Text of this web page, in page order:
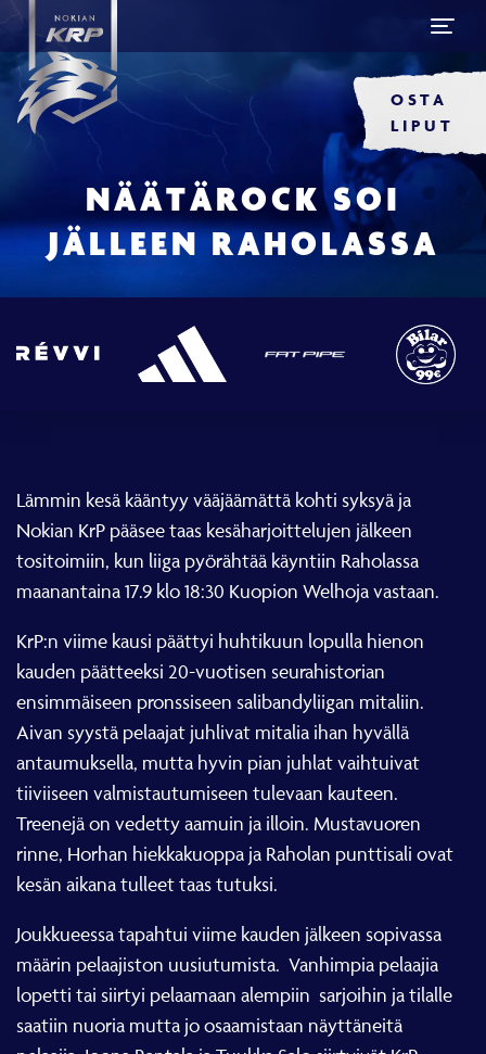
OSTA
LIPUT
NÄÄTÄROCK SOI
JÄLLEEN RAHOLASSA
Lämmin kesä kääntyy vääjäämättä kohti syksyä ja
Nokian KrP pääsee taas kesäharjoittelujen jälkeen
tositoimiin, kun liiga pyörähtää käyntiin Raholassa
maanantaina 17.9 klo 18:30 Kuopion Welhoja vastaan.
KrP:n viime kausi päättyi huhtikuun lopulla hienon
kauden päätteeksi 20-vuotisen seurahistorian
ensimmäiseen pronssiseen salibandyliigan mitaliin.
Aivan syystä pelaajat juhlivat mitalia ihan hyvällä
antaumuksella, mutta hyvin pian juhlat vaihtuivat
tiiviiseen valmistautumiseen tulevaan kauteen.
Treenejä on vedetty aamuin ja illoin. Mustavuoren
rinne, Horhan hiekkakuoppa ja Raholan punttisali ovat
kesän aikana tulleet taas tutuksi.
Joukkueessa tapahtui viime kauden jälkeen sopivassa
määrin pelaajiston uusiutumista. Vanhimpia pelaajia
lopetti tai siirtyi pelaamaan alempiin sarjoihin ja tilalle
saatiin nuoria mutta jo osaamistaan näyttäneitä